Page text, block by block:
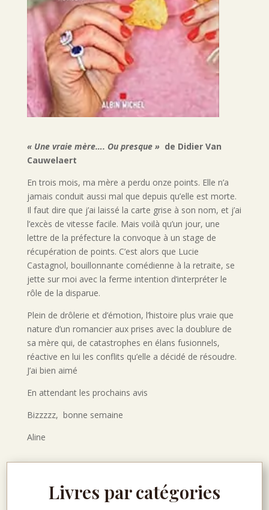
« Une vraie mère…. Ou presque » de Didier Van
Cauwelaert
En trois mois, ma mère a perdu onze points. Elle n’a
jamais conduit aussi mal que depuis qu’elle est morte.
Il faut dire que j’ai laissé la carte grise à son nom, et j’ai
l’excès de vitesse facile. Mais voilà qu’un jour, une
lettre de la préfecture la convoque à un stage de
récupération de points. C’est alors que Lucie
Castagnol, bouillonnante comédienne à la retraite, se
jette sur moi avec la ferme intention d’interpréter le
rôle de la disparue.
Plein de drôlerie et d’émotion, l’histoire plus vraie que
nature d’un romancier aux prises avec la doublure de
sa mère qui, de catastrophes en élans fusionnels,
réactive en lui les conflits qu’elle a décidé de résoudre.
J’ai bien aimé
En attendant les prochains avis
Bizzzzz, bonne semaine
Aline
Livres par catégories